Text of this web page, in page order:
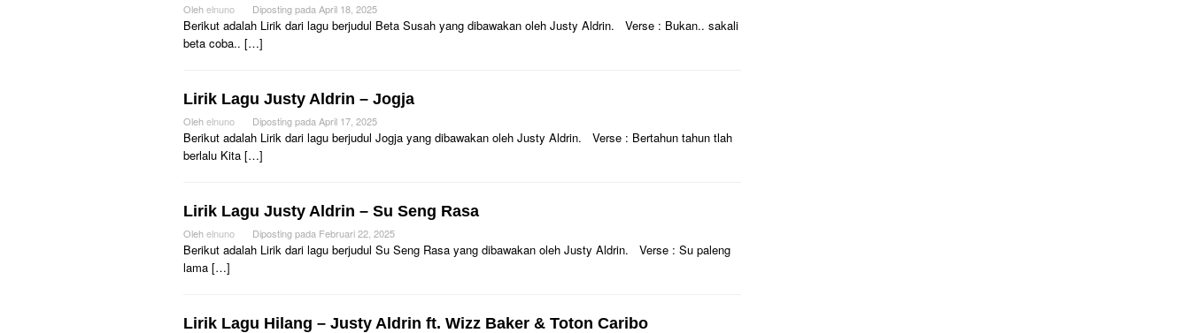
Olehelnuno Diposting pada April 18, 2025
Berikut adalah Lirik dari lagu berjudul Beta Susah yang dibawakan oleh Justy Aldrin. Verse : Bukan.. sakali
beta coba.. […]
Lirik Lagu Justy Aldrin – Jogja
Olehelnuno Diposting pada April 17, 2025
Berikut adalah Lirik dari lagu berjudul Jogja yang dibawakan oleh Justy Aldrin. Verse : Bertahun tahun tlah
berlalu Kita […]
Lirik Lagu Justy Aldrin – Su Seng Rasa
Olehelnuno Diposting pada Februari 22, 2025
Berikut adalah Lirik dari lagu berjudul Su Seng Rasa yang dibawakan oleh Justy Aldrin. Verse : Su paleng
lama […]
Lirik Lagu Hilang – Justy Aldrin ft. Wizz Baker & Toton Caribo